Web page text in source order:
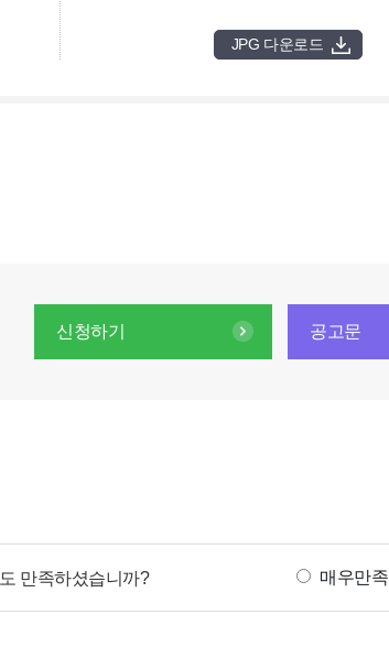
JPG 다운로드
신청하기 공고문
만족하셨습니까?
도
매우만족